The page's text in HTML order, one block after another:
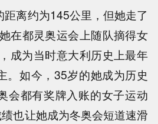
离约为145公里，但她走了
在都灵奥运会上随队摘得女
成为当时意大利历史上最年
。如今，35岁的她成为历史
会都有奖牌入账的女子运动
也让她成为冬奥会短道速滑